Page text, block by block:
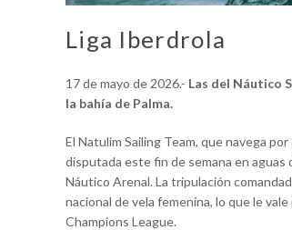
Liga Iberdrola
17 de mayo de 2026.- Las del Náutico
la bahía de Palma.
El Natulim Sailing Team, que navega
disputada este fin de semana en aguas
Náutico Arenal. La tripulación
nacional de vela femenina, lo que le
Champions League.